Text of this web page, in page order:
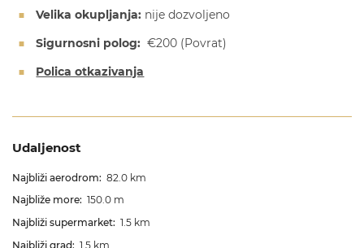
Velika okupljanja: nije dozvoljeno
Sigurnosni polog: €200 (Povrat)
Polica otkazivanja
Udaljenost
Najbliži aerodrom: 82.0 km
Najbliže more: 150.0 m
Najbliži supermarket: 1.5 km
Najbliži grad: 1.5 km